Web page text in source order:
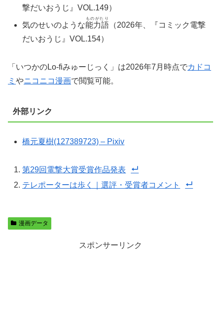
撃だいおうじ』VOL.149）
気のせいのような能力語
ものがたり
（2026年、『コミック電撃
だいおうじ』VOL.154）
「いつかのLo-fiみゅーじっく」は2026年7月時点でカドコ
ミ やニコニコ漫画で閲覧可能。
外部リンク
橋元夏樹(127389723) – Pixiv
第29回電撃大賞受賞作品発表
テレポーターは歩く｜選評・受賞者コメント
漫画データ
スポンサーリンク